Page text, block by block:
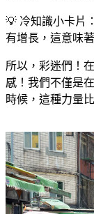
💡 冷知識小卡片
有增長，這意味
所以，彩迷們！
感！我們不僅是
時候，這種力量